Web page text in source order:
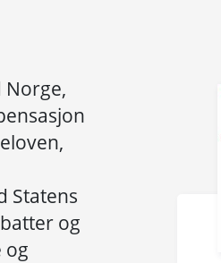
Norge,
Statens
og
og